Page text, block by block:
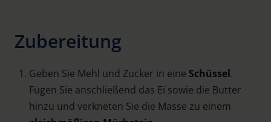
Zubereitung
Geben Sie Mehl und Zucker in eine Schüssel.
Fügen Sie anschließend das Ei sowie die Butter
hinzu und verkneten Sie die Masse zu einem